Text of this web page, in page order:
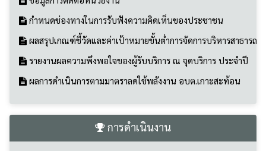
รายงานผลความพึงพอใจของผู้รับบริการ ณ จุดบริการ ประจำปี
ผลการดำเนินการตามมาตราลดใช้พลังงาน อบต.เกาะสะท้อน
การดำเนินงาน
แผนดำเนินงานประจำปี
มาตรการป้องกันการเกี่ยวกับป้ายโฆษณาสาธารณะ
มาตราการลดใช้พลังงาน อบต.เกาะสะท้อน